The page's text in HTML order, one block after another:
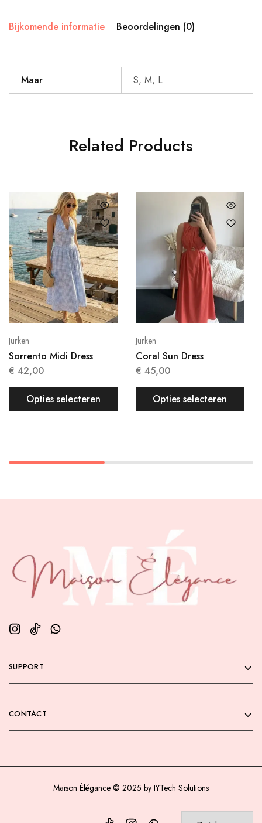
Bijkomende informatie Beoordelingen (0)
Maar S, M, L
Related Products
Jurken
Sorrento Midi Dress
€ 42,00
Opties selecteren
Jurken
Coral Sun Dress
€ 45,00
Opties selecteren
SUPPORT
CONTACT
Maison Élégance © 2025 by IYTech Solutions